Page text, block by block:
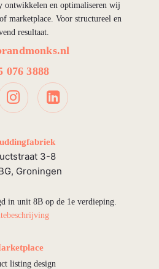
ontwikkelen en optimaliseren wij
marketplace. Voor structureel en
resultaat.
076 3888
3-8
Groningen
in unit 8B op de 1e verdieping.
listing design